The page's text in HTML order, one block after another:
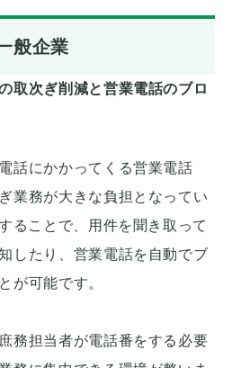
般企業
取次ぎ削減と営業電話のブロ
話にかかってくる営業電話
業務が大きな負担となってい
ることで、用件を聞き取って
したり、営業電話を自動でブ
が可能です。
務担当者が電話番をする必要